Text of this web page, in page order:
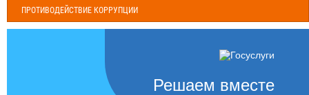
ПРОТИВОДЕЙСТВИЕ КОРРУПЦИИ
Решаем вместе